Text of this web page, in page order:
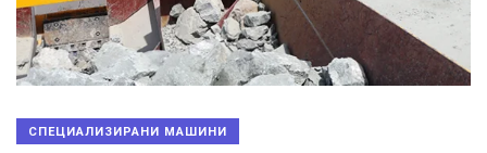
СПЕЦИАЛИЗИРАНИ МАШИНИ